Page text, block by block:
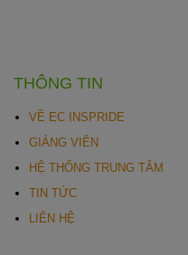
THÔNG TIN
VỀ EC INSPRIDE
GIẢNG VIÊN
HỆ THỐNG TRUNG TÂM
TIN TỨC
LIÊN HỆ